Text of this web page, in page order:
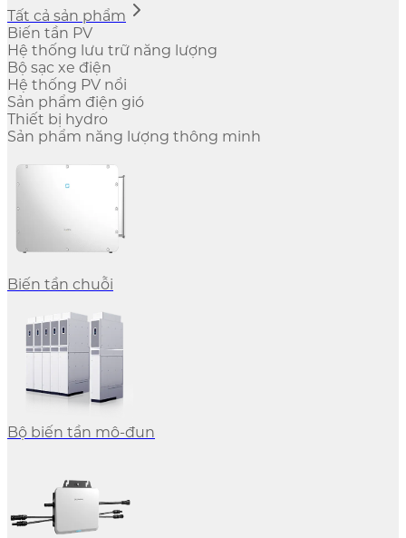
Tất cả sản phẩm
Biến tần PV
Hệ thống lưu trữ năng lượng
Bộ sạc xe điện
Hệ thống PV nổi
Sản phẩm điện gió
Thiết bị hydro
Sản phẩm năng lượng thông minh
Biến tần chuỗi
Bộ biến tần mô-đun